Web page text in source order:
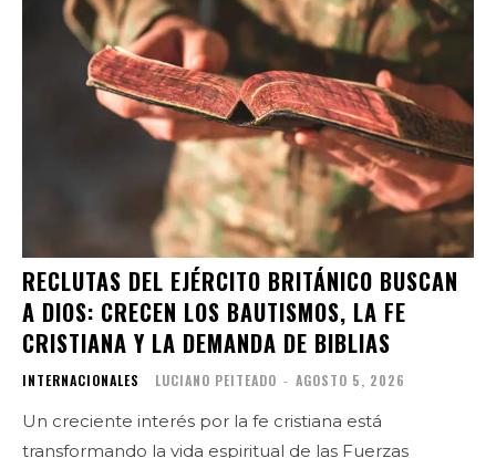
RECLUTAS DEL EJÉRCITO BRITÁNICO BUSCAN
A DIOS: CRECEN LOS BAUTISMOS, LA FE
CRISTIANA Y LA DEMANDA DE BIBLIAS
INTERNACIONALES LUCIANO PEITEADO - AGOSTO 5, 2026
Un creciente interés por la fe cristiana está
transformando la vida espiritual de las Fuerzas